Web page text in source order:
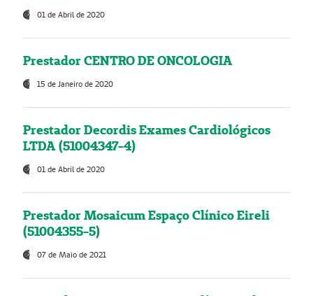
01 de Abril de 2020
Prestador CENTRO DE ONCOLOGIA
15 de Janeiro de 2020
Prestador Decordis Exames Cardiológicos
LTDA (51004347-4)
01 de Abril de 2020
Prestador Mosaicum Espaço Clínico Eireli
(51004355-5)
07 de Maio de 2021